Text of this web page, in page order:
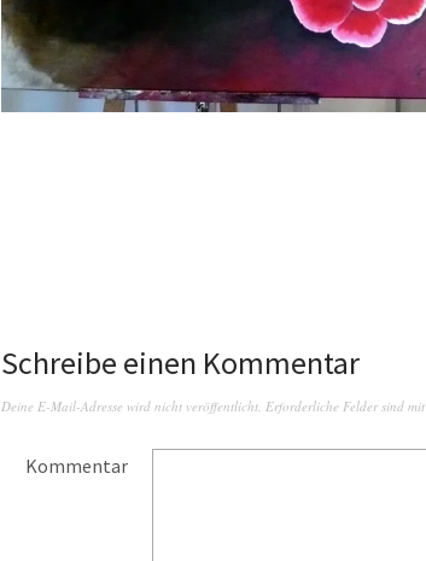
Schreibe einen Kommentar
Deine E-Mail-Adresse wird nicht veröffentlicht. Erforderliche Felder sind mit
Kommentar